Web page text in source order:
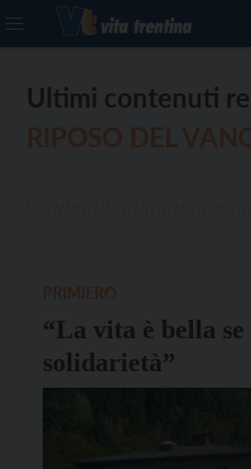
Ultimi contenuti
“La vita è bella se
solidarietà”